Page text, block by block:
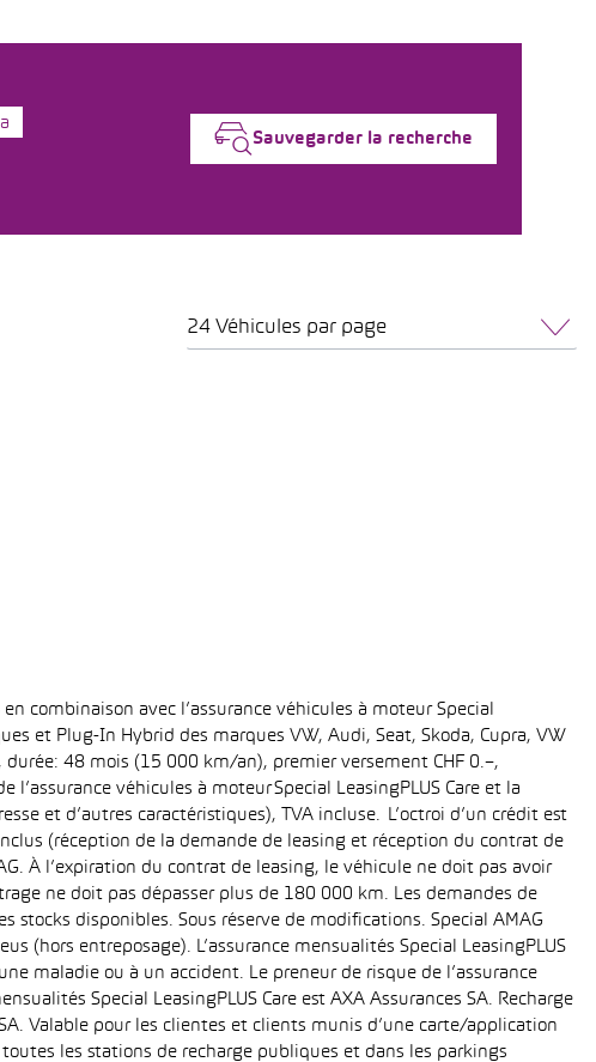
Sauvegarder la recherche
24 Véhicules par page
combinaison avec l’assurance véhicules à moteur Special
et Plug-In Hybrid des marques VW, Audi, Seat, Skoda, Cupra, VW
48 mois (15 000 km/an), premier versement CHF 0.–,
véhicules à moteur Special LeasingPLUS Care et la
et d’autres caractéristiques), TVA incluse. L’octroi d’un crédit est
(réception de la demande de leasing et réception du contrat de
À l’expiration du contrat de leasing, le véhicule ne doit pas avoir
ne doit pas dépasser plus de 180 000 km. Les demandes de
disponibles. Sous réserve de modifications. Special AMAG
(hors entreposage). L’assurance mensualités Special LeasingPLUS
maladie ou à un accident. Le preneur de risque de l’assurance
Special LeasingPLUS Care est AXA Assurances SA. Recharge
Valable pour les clientes et clients munis d’une carte/application
les stations de recharge publiques et dans les parkings